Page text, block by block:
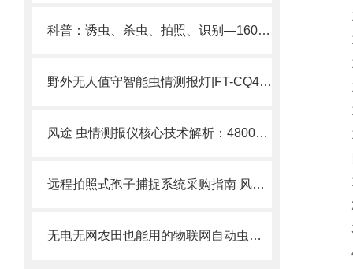
科普：诱虫、杀虫、拍照、识别—1600万像素的虫情测报灯全流程解密！
野外无人值守智能虫情测报灯|FT-CQ4 山区/水田/林地免布线虫情监测方案
风途 虫情测报仪核心技术解析：4800万像素+AI识别+8位自动转仓。
远程拍照式孢子捕捉系统采购指南 风途科技 高标准农田病害早期预警
无电无网农田也能用的物联网自动虫情测报灯品牌—风途科技
16
1.
2.
3.
4.